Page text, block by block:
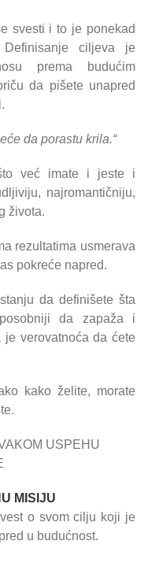
svesti i to je ponekad
ciljeva je
prema budućim
da pišete unapred
da porastu krila.“
već imate i jeste i
najromantičniju,
života.
rezultatima usmerava
pokreće napred.
da definišete šta
da zapaža i
verovatnoća da ćete
kako želite, morate
USPEHU
MISIJU
o svom cilju koji je
u budućnost.